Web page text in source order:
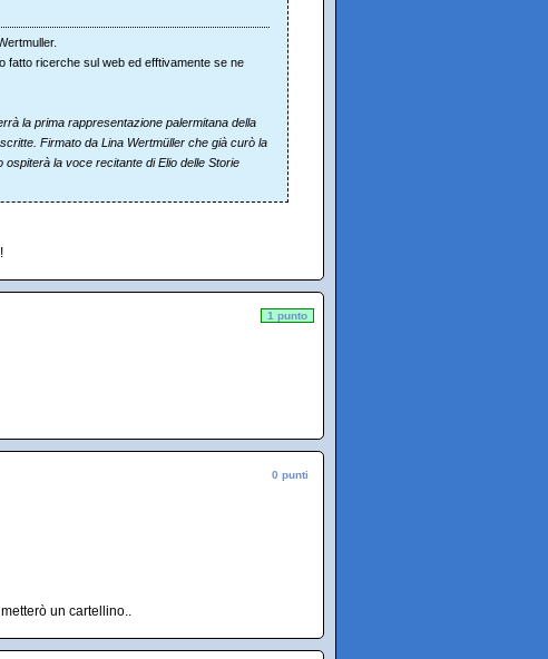
fatto ricerche sul web ed efftivamente se ne
la prima rappresentazione palermitana della
Firmato da Lina Wertmüller che già curò la
la voce recitante di Elio delle Storie
1 punto
0 punti
un cartellino..